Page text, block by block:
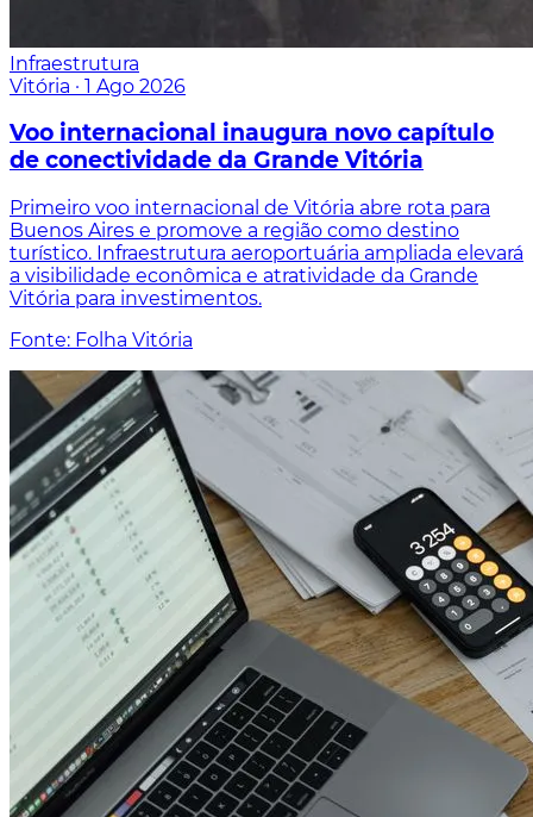
Infraestrutura
Vitória · 1 Ago 2026
Voo internacional inaugura novo capítulo
de conectividade da Grande Vitória
Primeiro voo internacional de Vitória abre rota para
Buenos Aires e promove a região como destino
turístico. Infraestrutura aeroportuária ampliada elevará
a visibilidade econômica e atratividade da Grande
Vitória para investimentos.
Fonte: Folha Vitória